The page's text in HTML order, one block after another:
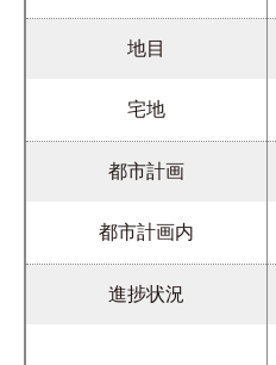
地目
宅地
都市計画
都市計画内
進捗状況